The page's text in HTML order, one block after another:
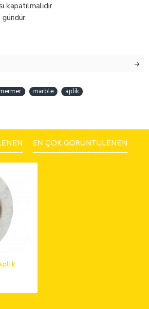
kapatılmalıdır.
marble aplik
EN ÇOK GÖRÜNTÜLENEN